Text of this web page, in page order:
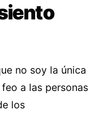
no soy la única
a las personas
los